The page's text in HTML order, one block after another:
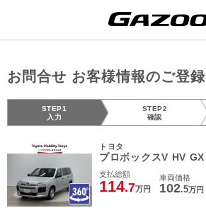
お問合せ お客様情報のご登録
STEP1
入力
STEP2
確認
トヨタ
プロボックスV HV GX
支払総額
114.7万円
車両価格
102.5万円